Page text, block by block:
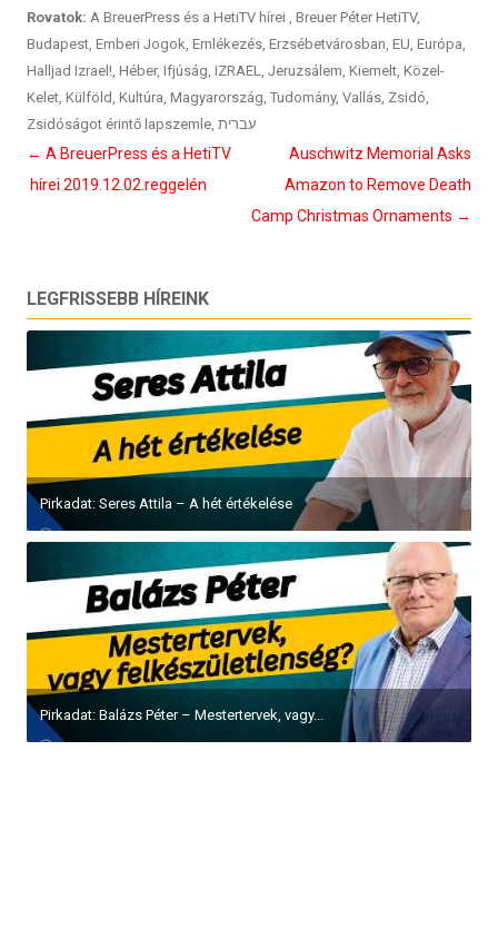
Rovatok: A BreuerPress és a HetiTV hírei , Breuer Péter HetiTV,
Budapest, Emberi Jogok, Emlékezés, Erzsébetvárosban, EU, Európa,
Halljad Izrael!, Héber, Ifjúság, IZRAEL, Jeruzsálem, Kiemelt, Közel-
Kelet, Külföld, Kultúra, Magyarország, Tudomány, Vallás, Zsidó,
Zsidóságot érintő lapszemle, עברית
Bejegyzés
navigáció
← A BreuerPress és a HetiTV
hírei 2019.12.02.reggelén
Auschwitz Memorial Asks
Amazon to Remove Death
Camp Christmas Ornaments →
LEGFRISSEBB HÍREINK
Pirkadat: Seres Attila – A hét értékelése
Pirkadat: Balázs Péter – Mestertervek, vagy...